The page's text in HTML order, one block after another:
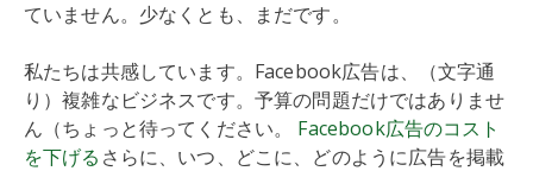
ていません。少なくとも、まだです。
私たちは共感しています。Facebook広告は、（文字通
り）複雑なビジネスです。予算の問題だけではありませ
ん（ちょっと待ってください。 Facebook広告のコスト
を下げる さらに、いつ、どこに、どのように広告を掲載